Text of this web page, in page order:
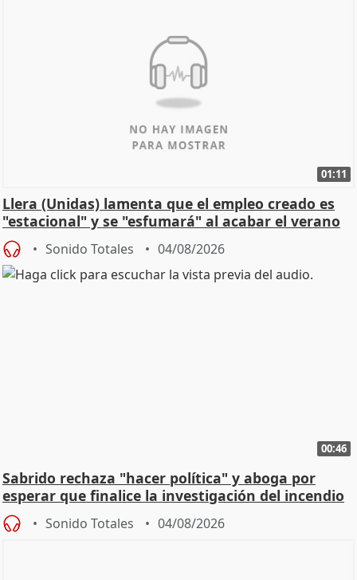
01:11
Llera (Unidas) lamenta que el empleo creado es
"estacional" y se "esfumará" al acabar el verano
Sonido Totales 04/08/2026
00:46
Sabrido rechaza "hacer política" y aboga por
esperar que finalice la investigación del incendio
Sonido Totales 04/08/2026